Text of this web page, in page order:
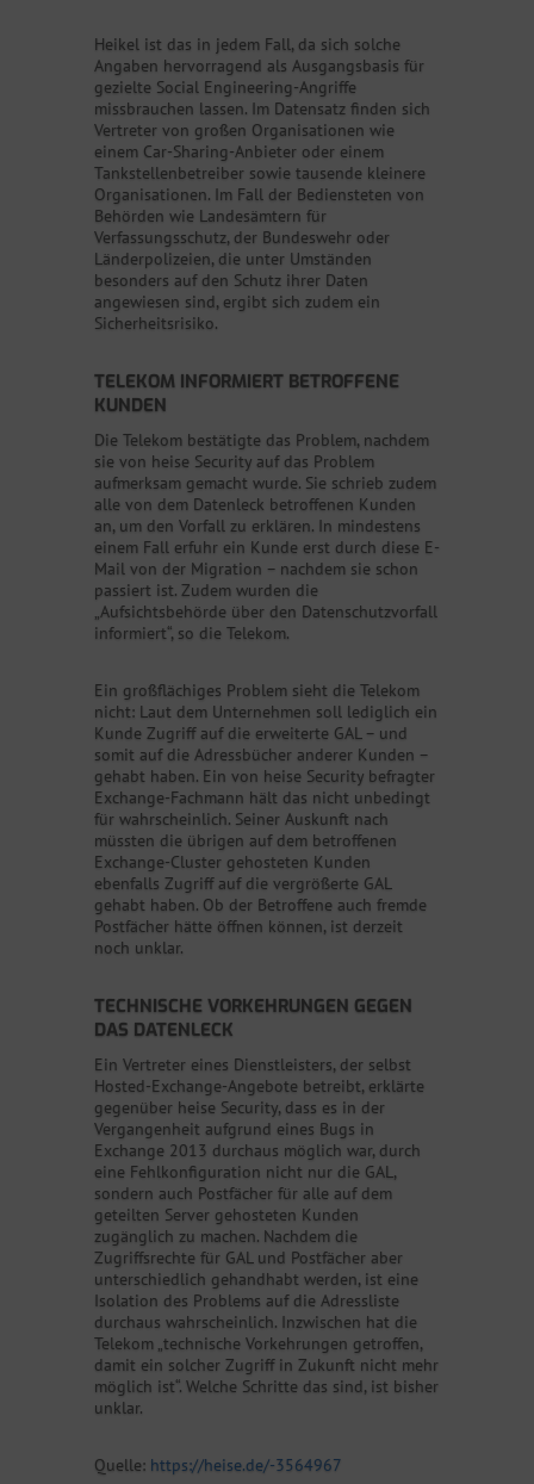
Heikel ist das in jedem Fall, da sich solche
Angaben hervorragend als Ausgangsbasis für
gezielte Social Engineering-Angriffe
missbrauchen lassen. Im Datensatz finden sich
Vertreter von großen Organisationen wie
einem Car-Sharing-Anbieter oder einem
Tankstellenbetreiber sowie tausende kleinere
Organisationen. Im Fall der Bediensteten von
Behörden wie Landesämtern für
Verfassungsschutz, der Bundeswehr oder
Länderpolizeien, die unter Umständen
besonders auf den Schutz ihrer Daten
angewiesen sind, ergibt sich zudem ein
Sicherheitsrisiko.
TELEKOM INFORMIERT BETROFFENE
KUNDEN
Die Telekom bestätigte das Problem, nachdem
sie von heise Security auf das Problem
aufmerksam gemacht wurde. Sie schrieb zudem
alle von dem Datenleck betroffenen Kunden
an, um den Vorfall zu erklären. In mindestens
einem Fall erfuhr ein Kunde erst durch diese E-
Mail von der Migration – nachdem sie schon
passiert ist. Zudem wurden die
„Aufsichtsbehörde über den Datenschutzvorfall
informiert“, so die Telekom.
Ein großflächiges Problem sieht die Telekom
nicht: Laut dem Unternehmen soll lediglich ein
Kunde Zugriff auf die erweiterte GAL – und
somit auf die Adressbücher anderer Kunden –
gehabt haben. Ein von heise Security befragter
Exchange-Fachmann hält das nicht unbedingt
für wahrscheinlich. Seiner Auskunft nach
müssten die übrigen auf dem betroffenen
Exchange-Cluster gehosteten Kunden
ebenfalls Zugriff auf die vergrößerte GAL
gehabt haben. Ob der Betroffene auch fremde
Postfächer hätte öffnen können, ist derzeit
noch unklar.
TECHNISCHE VORKEHRUNGEN GEGEN
DAS DATENLECK
Ein Vertreter eines Dienstleisters, der selbst
Hosted-Exchange-Angebote betreibt, erklärte
gegenüber heise Security, dass es in der
Vergangenheit aufgrund eines Bugs in
Exchange 2013 durchaus möglich war, durch
eine Fehlkonfiguration nicht nur die GAL,
sondern auch Postfächer für alle auf dem
geteilten Server gehosteten Kunden
zugänglich zu machen. Nachdem die
Zugriffsrechte für GAL und Postfächer aber
unterschiedlich gehandhabt werden, ist eine
Isolation des Problems auf die Adressliste
durchaus wahrscheinlich. Inzwischen hat die
Telekom „technische Vorkehrungen getroffen,
damit ein solcher Zugriff in Zukunft nicht mehr
möglich ist“. Welche Schritte das sind, ist bisher
unklar.
Quelle: https://heise.de/-3564967